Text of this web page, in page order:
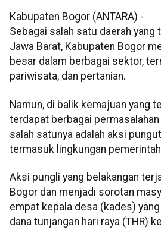
Kabupaten Bogor (ANTARA) -
Sebagai salah satu daerah yang
Jawa Barat, Kabupaten Bogor
besar dalam berbagai sektor,
pariwisata, dan pertanian.
Namun, di balik kemajuan yang
terdapat berbagai
salah satunya adalah aksi
termasuk lingkungan
Aksi pungli yang belakangan
Bogor dan menjadi sorotan
empat kepala desa (kades)
dana tunjangan hari raya (THR)